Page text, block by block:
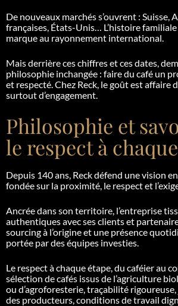
De nouveaux marchés s’ouvrent : Suisse,
françaises, États-Unis… L’histoire
marque au rayonnement international.
Mais derrière ces chiffres et ces dates,
philosophie inchangée : faire du café un
et respecté. Chez Reck, le goût est affaire
surtout d’engagement.
Philosophie et
le respect à
Depuis 140 ans, Reck défend une vision
fondée sur la proximité, le respect et
Ancrée dans son territoire, l’entreprise
authentiques avec ses clients et
sourcing à l’origine et une présence
portée par des équipes investies.
Le respect à chaque étape, du caféier au
sélection de cafés issus de l’agriculture
ou d’agroforesterie, traçabilité
des producteurs, conditions de travail